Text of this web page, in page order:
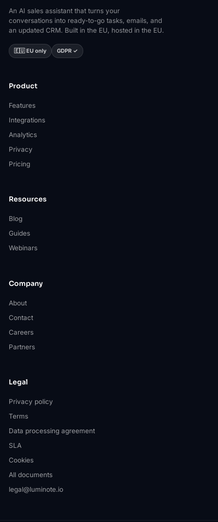
An AI sales assistant that turns your
conversations into ready-to-go tasks, emails, and
an updated CRM. Built in the EU, hosted in the EU.
🇪🇺 EU only GDPR ✓
Product
Features
Integrations
Analytics
Privacy
Pricing
Resources
Blog
Guides
Webinars
Company
About
Contact
Careers
Partners
Legal
Privacy policy
Terms
Data processing agreement
SLA
Cookies
All documents
legal@luminote.io